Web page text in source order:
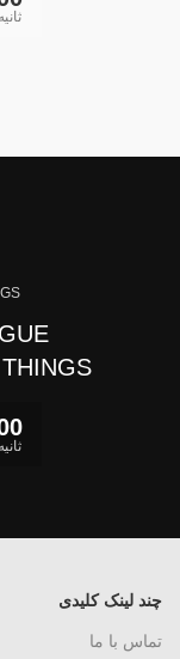
ثانیه
ثانیه
چند لینک کلیدی
تماس با ما